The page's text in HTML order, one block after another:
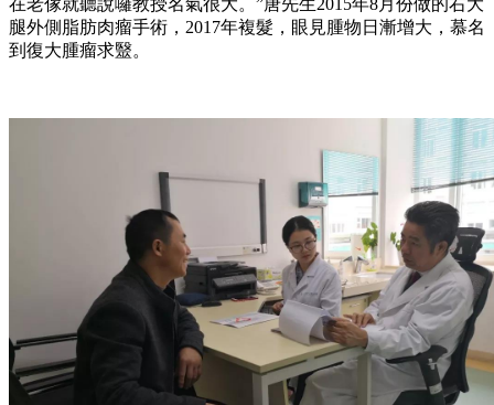
腿外側脂肪肉瘤手術，2017年複髮，眼見腫物日漸增大，慕名
到復大腫瘤求毉。